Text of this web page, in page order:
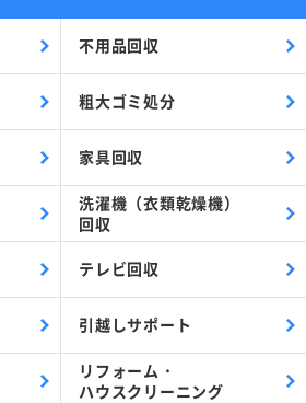
不用品回収
粗大ゴミ処分
家具回収
洗濯機（衣類乾燥機）
回収
テレビ回収
引越しサポート
リフォーム・
ハウスクリーニング